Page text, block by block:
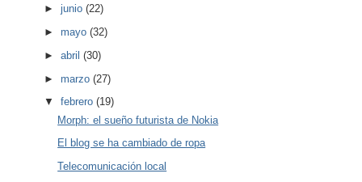
►junio(22)
►mayo(32)
►abril(30)
►marzo(27)
▼febrero(19)
Morph: el sueño futurista de Nokia
El blog se ha cambiado de ropa
Telecomunicación local